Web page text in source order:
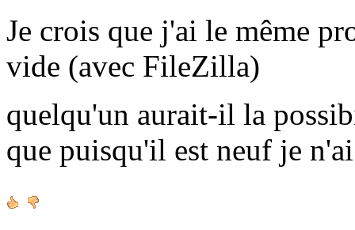
Je crois que j'ai le même
vide (avec FileZilla)
quelqu'un aurait-il la
que puisqu'il est neuf je